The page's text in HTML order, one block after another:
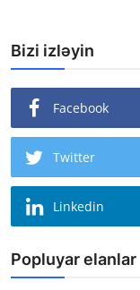
Bizi izləyin
Facebook
Twitter
Linkedin
Popluyar elanlar